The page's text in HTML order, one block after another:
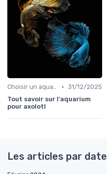
Choisir un aquarium • 31/12/2025
Tout savoir sur l'aquarium
pour axolotl
Les articles par date